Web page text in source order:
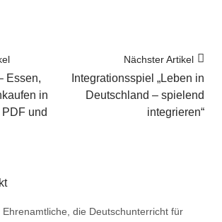
Essen,
in
PDF und
Nächster Artikel
Integrationsspiel „Leben in
Deutschland – spielend
integrieren“
die Deutschunterricht für